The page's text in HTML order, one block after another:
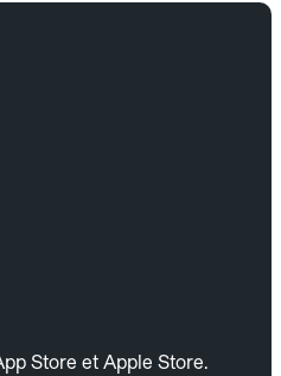
Store et Apple Store.